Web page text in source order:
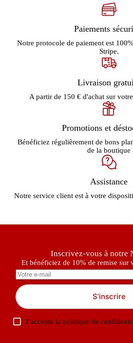
Paiements
Notre protocole de paiement est
Stripe.
Livraison
A partir de 150 € d'achat sur
Promotions et
Bénéficiez régulièrement de bons
de la boutique
Assistance
Notre service client est à votre
Inscrivez-vous à notre
Et bénéficiez de 10% de remise sur
S’inscrire
J’accepte lapolitique de